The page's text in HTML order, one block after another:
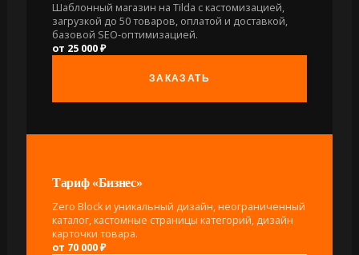
Шаблонный магазин на Tilda с кастомизацией,
загрузкой до 50 товаров, оплатой и доставкой,
базовой SEO-оптимизацией.
от 25 000 ₽
ЗАКАЗАТЬ
Тариф «Бизнес»
Zero Block и уникальный дизайн, неограниченный
каталог, кастомные страницы категорий, дизайн
карточки товара.
от 70 000 ₽